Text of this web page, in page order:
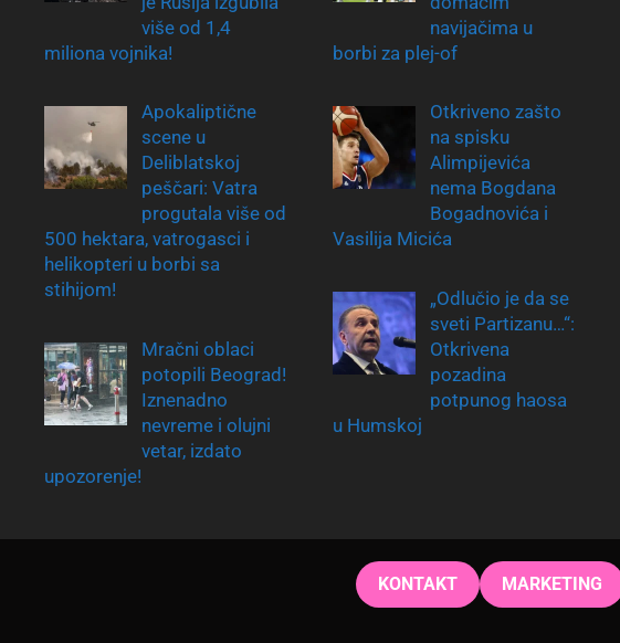
više od 1,4
miliona vojnika!
Apokaliptične
scene u
Deliblatskoj
peščari: Vatra
progutala više od
500 hektara, vatrogasci i
helikopteri u borbi sa
stihijom!
Mračni oblaci
potopili Beograd!
Iznenadno
nevreme i olujni
vetar, izdato
upozorenje!
navijačima u
borbi za plej-of
Otkriveno zašto
na spisku
Alimpijevića
nema Bogdana
Bogadnovića i
Vasilija Micića
„Odlučio je da se
sveti Partizanu…“:
Otkrivena
pozadina
potpunog haosa
u Humskoj
KONTAKT MARKETING